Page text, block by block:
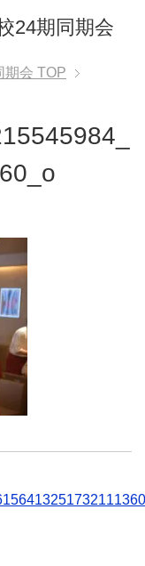
24期同期会
期会 TOP